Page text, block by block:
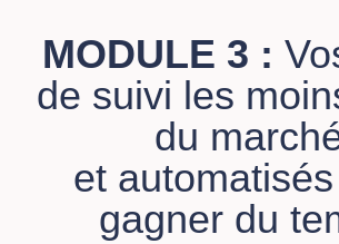
MODULE 3 :
de suivi les
du
et
gagner du